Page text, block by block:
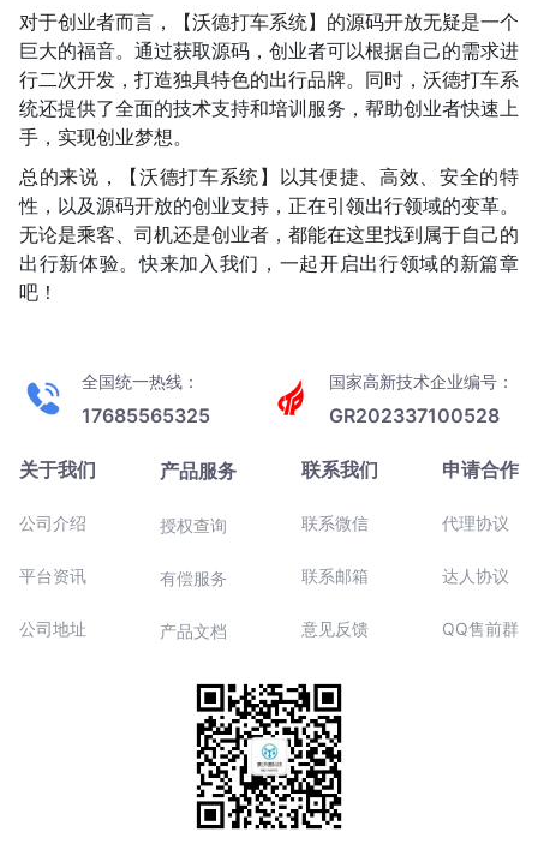
对于创业者而言，【沃德打车系统】的源码开放无疑是一个
巨大的福音。通过获取源码，创业者可以根据自己的需求进
行二次开发，打造独具特色的出行品牌。同时，沃德打车系
统还提供了全面的技术支持和培训服务，帮助创业者快速上
手，实现创业梦想。
总的来说，【沃德打车系统】以其便捷、高效、安全的特
性，以及源码开放的创业支持，正在引领出行领域的变革。
无论是乘客、司机还是创业者，都能在这里找到属于自己的
出行新体验。快来加入我们，一起开启出行领域的新篇章
吧！
全国统一热线：
17685565325
国家高新技术企业编号：
GR202337100528
关于我们
公司介绍
平台资讯
公司地址
产品服务
授权查询
有偿服务
产品文档
联系我们
联系微信
联系邮箱
意见反馈
申请合作
代理协议
达人协议
QQ售前群